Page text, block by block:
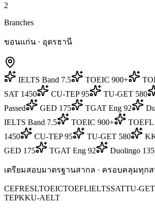
2
Branches
ขอนแก่น · อุดรธานี
IELTS Band 7.5 TOEIC 900+
SAT 1450
CU-TEP 95 TU-GET 580
Passed
GED 175 TGAT Eng 92
IELTS Band 7.5
TOEIC 900+
1450
CU-TEP 95 TU-GET 580
GED 175
TGAT Eng 92 Duolingo 135
เตรียมสอบมาตรฐานสากล · ครอบคลุมทุก
CEFRESLTOEICTOEFLIELTSSATTU-GET
TEPKKU-AELT